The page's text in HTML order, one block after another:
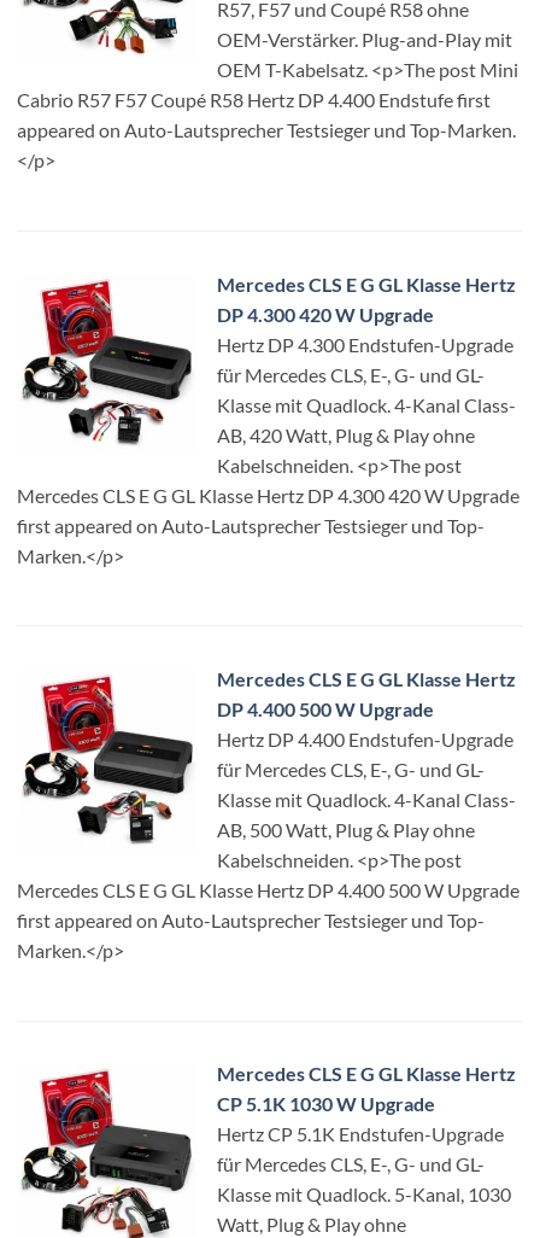
R57, F57 und Coupé R58 ohne
OEM-Verstärker. Plug-and-Play mit
OEM T-Kabelsatz. <p>The post Mini
Cabrio R57 F57 Coupé R58 Hertz DP 4.400 Endstufe first
appeared on Auto-Lautsprecher Testsieger und Top-Marken.
</p>
Mercedes CLS E G GL Klasse Hertz
DP 4.300 420 W Upgrade
Hertz DP 4.300 Endstufen-Upgrade
für Mercedes CLS, E-, G- und GL-
Klasse mit Quadlock. 4-Kanal Class-
AB, 420 Watt, Plug & Play ohne
Kabelschneiden. <p>The post
Mercedes CLS E G GL Klasse Hertz DP 4.300 420 W Upgrade
first appeared on Auto-Lautsprecher Testsieger und Top-
Marken.</p>
Mercedes CLS E G GL Klasse Hertz
DP 4.400 500 W Upgrade
Hertz DP 4.400 Endstufen-Upgrade
für Mercedes CLS, E-, G- und GL-
Klasse mit Quadlock. 4-Kanal Class-
AB, 500 Watt, Plug & Play ohne
Kabelschneiden. <p>The post
Mercedes CLS E G GL Klasse Hertz DP 4.400 500 W Upgrade
first appeared on Auto-Lautsprecher Testsieger und Top-
Marken.</p>
Mercedes CLS E G GL Klasse Hertz
CP 5.1K 1030 W Upgrade
Hertz CP 5.1K Endstufen-Upgrade
für Mercedes CLS, E-, G- und GL-
Klasse mit Quadlock. 5-Kanal, 1030
Watt, Plug & Play ohne